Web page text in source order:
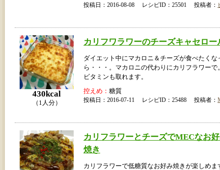
投稿日：2016-08-08 レシピID：25501 投稿者：
430kcal
（1人分）
カリフワラワーのチーズキャセロー
ダイエット中にマカロニ＆チーズが食べたくな
ら・・・。マカロニの代わりにカリフラワーで
ビタミンも取れます。
控えめ： 糖質
投稿日：2016-07-11 レシピID：25488 投稿者：
カリフラワーとチーズでMECなお
焼き
カリフラワーで低糖質なお好み焼きが楽しめま